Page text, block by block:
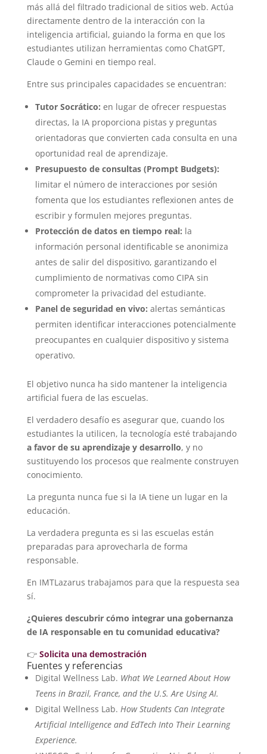
más allá del filtrado tradicional de sitios web. Actúa
directamente dentro de la interacción con la
inteligencia artificial, guiando la forma en que los
estudiantes utilizan herramientas como ChatGPT,
Claude o Gemini en tiempo real.
Entre sus principales capacidades se encuentran:
Tutor Socrático: en lugar de ofrecer respuestas
directas, la IA proporciona pistas y preguntas
orientadoras que convierten cada consulta en una
oportunidad real de aprendizaje.
Presupuesto de consultas (Prompt Budgets):
limitar el número de interacciones por sesión
fomenta que los estudiantes reflexionen antes de
escribir y formulen mejores preguntas.
Protección de datos en tiempo real: la
información personal identificable se anonimiza
antes de salir del dispositivo, garantizando el
cumplimiento de normativas como CIPA sin
comprometer la privacidad del estudiante.
Panel de seguridad en vivo: alertas semánticas
permiten identificar interacciones potencialmente
preocupantes en cualquier dispositivo y sistema
operativo.
El objetivo nunca ha sido mantener la inteligencia
artificial fuera de las escuelas.
El verdadero desafío es asegurar que, cuando los
estudiantes la utilicen, la tecnología esté trabajando
a favor de su aprendizaje y desarrollo, y no
sustituyendo los procesos que realmente construyen
conocimiento.
La pregunta nunca fue si la IA tiene un lugar en la
educación.
La verdadera pregunta es si las escuelas están
preparadas para aprovecharla de forma
responsable.
En IMTLazarus trabajamos para que la respuesta sea
sí.
¿Quieres descubrir cómo integrar una gobernanza
de IA responsable en tu comunidad educativa?
👉 Solicita una demostración
Fuentes y referencias
Digital Wellness Lab. What We Learned About How
Teens in Brazil, France, and the U.S. Are Using AI.
Digital Wellness Lab. How Students Can Integrate
Artificial Intelligence and EdTech Into Their Learning
Experience.